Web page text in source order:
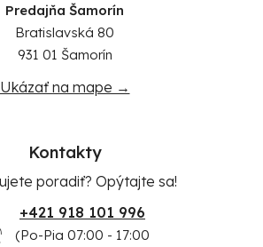
Predajňa Šamorín
Bratislavská 80
931 01 Šamorín
Ukázať na mape →
Kontakty
poradiť? Opýtajte sa!
+421 918 101 996
(Po-Pia 07:00 - 17:00